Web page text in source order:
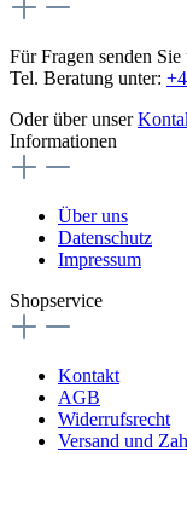
Für Fragen senden
Tel. Beratung unter:
Oder über unser
Informationen
Über uns
Datenschutz
Impressum
Shopservice
Kontakt
AGB
Widerrufsrecht
Versand und